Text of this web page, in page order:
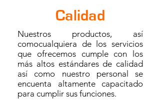
Calidad
Nuestros productos, así
comocualquiera de los servicios
que ofrecemos cumple con los
más altos estándares de calidad
así como nuestro personal se
encuenta altamente capacitado
para cumplir sus funciones.